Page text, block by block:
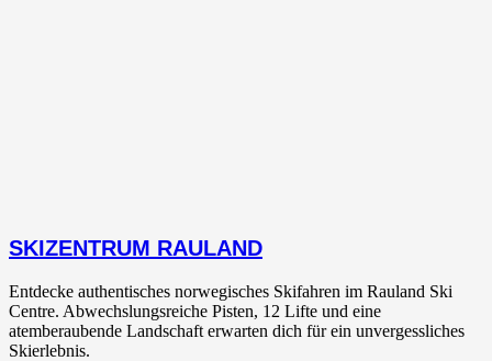
SKIZENTRUM RAULAND
Entdecke authentisches norwegisches Skifahren im Rauland Ski
Centre. Abwechslungsreiche Pisten, 12 Lifte und eine
atemberaubende Landschaft erwarten dich für ein unvergessliches
Skierlebnis.